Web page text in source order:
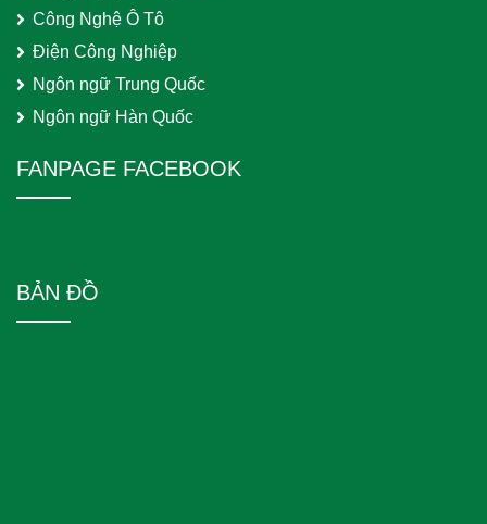
Công Nghệ Ô Tô
Điện Công Nghiệp
Ngôn ngữ Trung Quốc
Ngôn ngữ Hàn Quốc
FANPAGE FACEBOOK
BẢN ĐỒ